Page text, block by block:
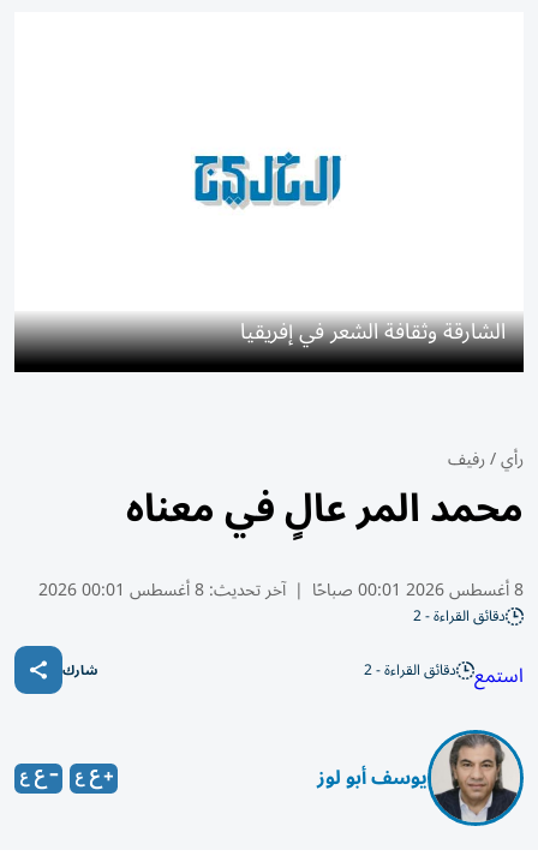
الشارقة وثقافة الشعر في إفريقيا
رأي/رفيف
محمد المر عالٍ في معناه
8 أغسطس 2026 00:01 صباحًا | آخر تحديث:8 أغسطس 00:01 2026
دقائق القراءة - 2
استمع دقائق القراءة - 2 شارك
يوسف أبو لوز